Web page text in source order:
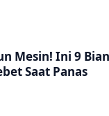
Mesin! Ini 9
Saat Panas